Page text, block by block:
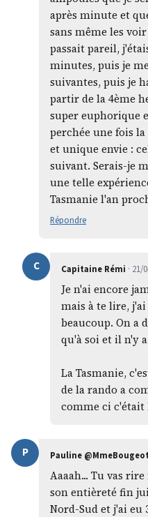
après minute et
sans même les
passait pareil,
minutes, puis je
suivantes, puis je
partir de la 4ème
super euphorique
perchée une fois
et unique envie :
suivant. Serais-je
une telle
Tasmanie l'an
Répondre
C Capitaine Rémi · 21/
Je n'ai encore
mais à te lire,
beaucoup. On a
qu'à soi et il n'y
La Tasmanie,
de la rando a
comme ci c'était
P Pauline
Aaaah... Tu vas
son entièreté fin
Nord-Sud et j'ai eu